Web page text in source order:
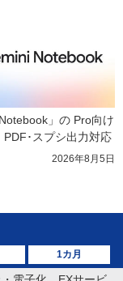
」の Pro向け
PDF･スプシ出力対応
2026年8月5日
1カ月